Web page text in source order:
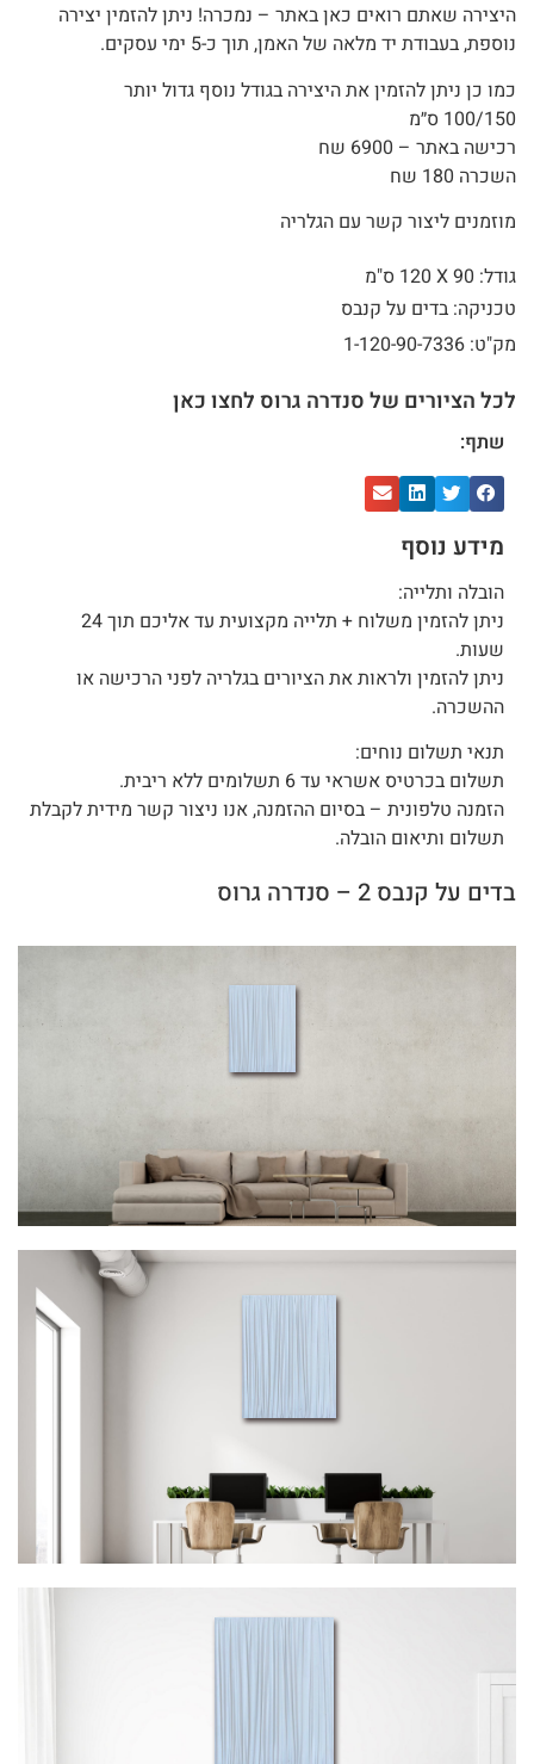
היצירה שאתם רואים כאן באתר – נמכרה! ניתן להזמין יצירה
נוספת, בעבודת יד מלאה של האמן, תוך כ-5 ימי עסקים.
כמו כן ניתן להזמין את היצירה בגודל נוסף גדול יותר
100/150 ס״מ
רכישה באתר – 6900 שח
השכרה 180 שח
מוזמנים ליצור קשר עם הגלריה
גודל: 90 X
120 ס"מ
טכניקה: בדים על קנבס
מק"ט: 1-120-90-7336
לכל הציורים של סנדרה גרוס לחצו כאן
שתף:
מידע נוסף
הובלה ותלייה:
ניתן להזמין משלוח + תלייה מקצועית עד אליכם תוך 24
שעות.
ניתן להזמין ולראות את הציורים בגלריה לפני הרכישה או
ההשכרה.
תנאי תשלום נוחים:
תשלום בכרטיס אשראי עד 6 תשלומים ללא ריבית.
הזמנה טלפונית – בסיום ההזמנה, אנו ניצור קשר מידית לקבלת
תשלום ותיאום הובלה.
בדים על קנבס 2 – סנדרה גרוס